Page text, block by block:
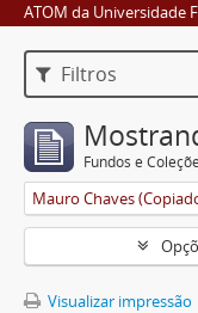
ATOM da Universidade
Filtros
Fundos e
Mauro Chaves
Visualizar impressão